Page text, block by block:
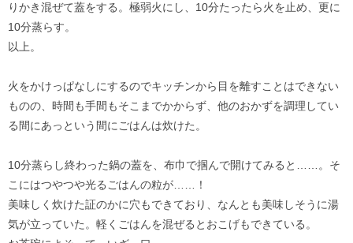
りかき混ぜて蓋をする。極弱火にし、10分たったら火を止め、更に
10分蒸らす。
以上。
火をかけっぱなしにするのでキッチンから目を離すことはできない
ものの、時間も手間もそこまでかからず、他のおかずを調理してい
る間にあっという間にごはんは炊けた。
10分蒸らし終わった鍋の蓋を、布巾で掴んで開けてみると……。そ
こにはつやつや光るごはんの粒が……！
美味しく炊けた証のかに穴もできており、なんとも美味しそうに湯
気が立っていた。軽くごはんを混ぜるとおこげもできている。